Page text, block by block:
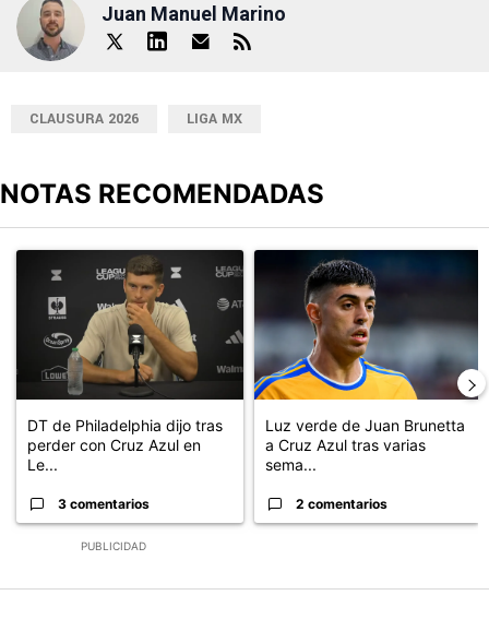
Juan Manuel Marino
CLAUSURA 2026 LIGA MX
NOTAS RECOMENDADAS
PUBLICIDAD
Un artículo de tendencia con el título "DT de Philadelphia dijo
DT de Philadelphia dijo tras
perder con Cruz Azul en
Le...
3 comentarios
Un artículo de tendencia con
Luz verde de Juan Brunetta
a Cruz Azul tras varias
sema...
2 comentarios